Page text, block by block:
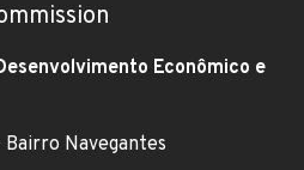
Econômico e
Bairro Navegantes